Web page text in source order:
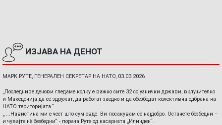
ИЗЈАВА НА ДЕНОТ
МАРК РУТЕ, ГЕНЕРАЛЕН СЕКРЕТАР НА НАТО, 03.03.2026
„Последниве денови гледаме колку е важно сите 32 сојузнички држави, вклучително
и Македонија да се здружат, да работат заедно и да обезбедат колективна одбрана на
НАТО територијата.“
„ ...Навистина ми е чест што сум овде. Ви посакувам сè најдобро. Останете безбедни –
и чувајте нè безбедни“ - порача Руте од касарната „Илинден“.